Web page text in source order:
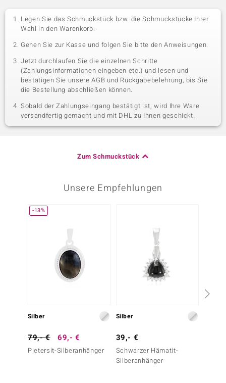
Legen Sie das Schmuckstück bzw. die Schmuckstücke Ihrer
Wahl in den Warenkorb.
Gehen Sie zur Kasse und folgen Sie bitte den Anweisungen.
Jetzt durchlaufen Sie die einzelnen Schritte
(Zahlungsinformationen eingeben etc.) und lesen und
bestätigen Sie unsere AGB und Rückgabebelehrung, bis Sie
die Bestellung abschließen können.
Sobald der Zahlungseingang bestätigt ist, wird Ihre Ware
versandfertig gemacht und mit DHL zu Ihnen geschickt.
Zum Schmuckstück
Unsere Empfehlungen
-13%
Silber
79,- € 69,- €
Pietersit-Silberanhänger
Silber
39,- €
Schwarzer Hämatit-
Silberanhänger